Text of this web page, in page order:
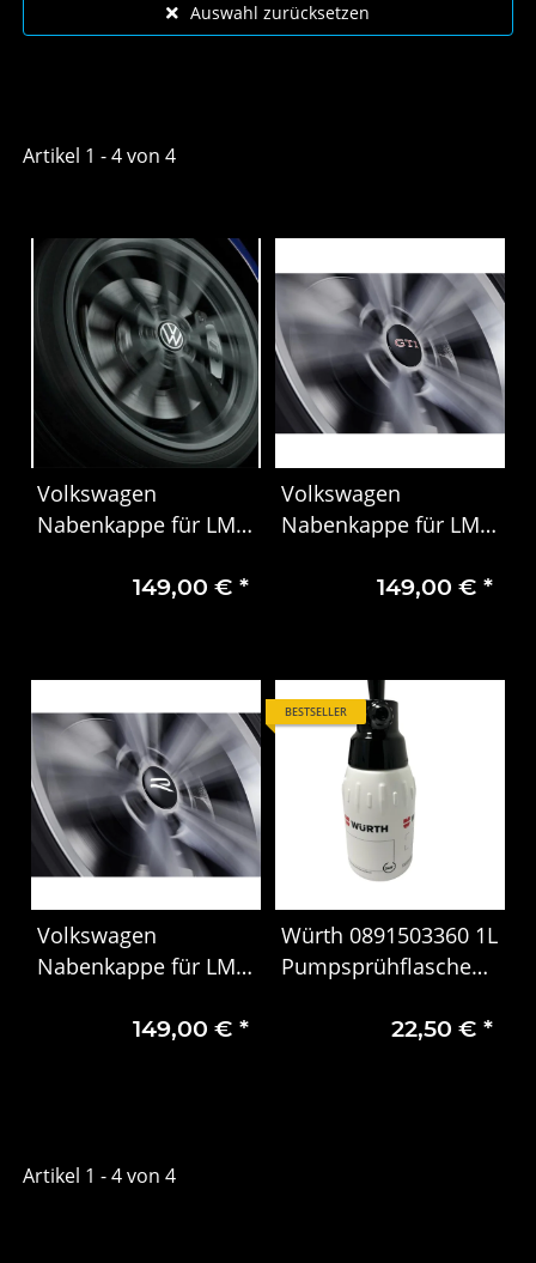
Artikel 1 - 4 von 4
Volkswagen
Nabenkappe für LM-
Logo im Fahrbetrieb
149,00 € *
Volkswagen
Nabenkappe für LM-
Logo im Fahrbetrieb
149,00 €*
Volkswagen
Nabenkappe für LM-
Logo im Fahrbetrieb
149,00 € *
BESTSELLER
Würth 0891503360 1L
Pumpsprühflasche
Pumpflasche 360
22,50 €*
Artikel 1 - 4 von 4
Auswahl zurücksetzen